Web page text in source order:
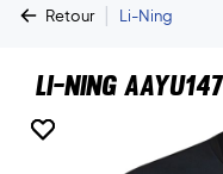
Retour | Li-Ning
Li-Ning